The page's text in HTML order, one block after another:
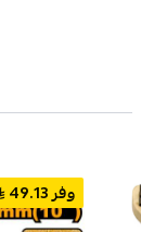
وفر 49.13